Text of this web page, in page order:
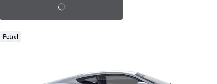
Učitaj sačuvanu konfiguraciju
Petrol